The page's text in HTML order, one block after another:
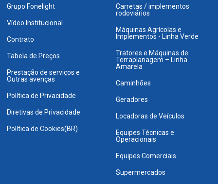
Grupo Fonelight
Vídeo Institucional
Contrato
Tabela de Preços
Prestação de serviços e
Outras avenças
Política de Privacidade
Diretivas de Privacidade
Política de Cookies(BR)
Carretas / implementos
rodoviários
Máquinas Agrícolas e
Implementos - Linha Verde
Tratores e Máquinas de
Terraplanagem – Linha
Amarela
Caminhões
Geradores
Locadoras de Veículos
Equipes Técnicas e
Operacionais
Equipes Comerciais
Supermercados